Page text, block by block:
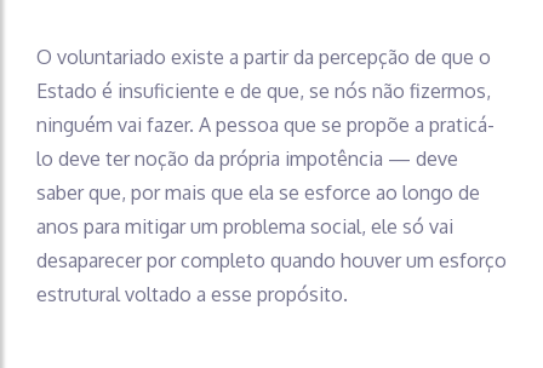
O voluntariado existe a partir da percepção de que o
Estado é insuficiente e de que, se nós não fizermos,
ninguém vai fazer. A pessoa que se propõe a praticá-
lo deve ter noção da própria impotência — deve
saber que, por mais que ela se esforce ao longo de
anos para mitigar um problema social, ele só vai
desaparecer por completo quando houver um esforço
estrutural voltado a esse propósito.